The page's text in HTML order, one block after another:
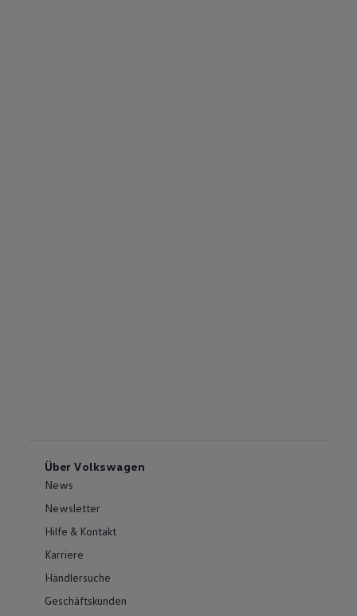
Über Volkswagen
News
Newsletter
Hilfe & Kontakt
Karriere
Händlersuche
Geschäftskunden